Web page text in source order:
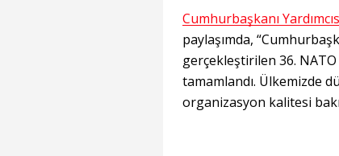
Cumhurbaşkanı
paylaşımda,
gerçekleştirilen 36.
tamamlandı. Ülkemizde
organizasyon kalitesi